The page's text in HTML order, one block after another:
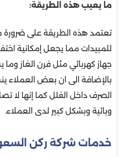
ما يعيب هذه الطريقة:
تعتمد هذه الطريقة على ضرورة
للمبيدات مما يجعل إمكانية
جهاز كهربائي مثل فرن الغاز
بالإضافة الى ان بعض
الصرف داخل الفلل كما إنها لا
وبائية وبشكل كبير لدى العملاء.
خدمات شركة ركن